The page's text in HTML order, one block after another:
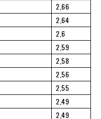
2,66
2,64
2,6
2,59
2,58
2,56
2,55
2,49
2,49